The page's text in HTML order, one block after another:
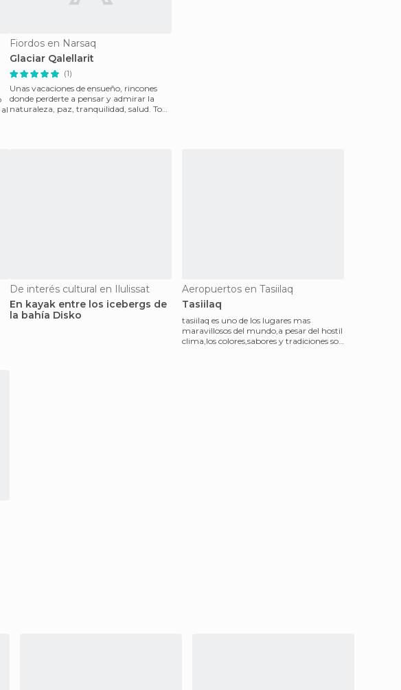
Fiordos en Narsaq
Glaciar Qalellarit
(1)
Unas vacaciones de ensueño, rincones
donde perderte a pensar y admirar la
naturaleza, paz, tranquilidad, salud. Todo
De interés cultural en Ilulissat
En kayak entre los icebergs de
la bahía Disko
Aeropuertos en Tasiilaq
Tasiilaq
tasiilaq es uno de los lugares mas
maravillosos del mundo,a pesar del hostil
clima,los colores,sabores y tradiciones son